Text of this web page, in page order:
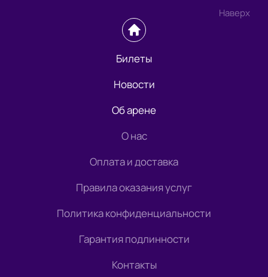
Наверх
Билеты
Новости
Об арене
О нас
Оплата и доставка
Правила оказания услуг
Политика конфиденциальности
Гарантия подлинности
Контакты